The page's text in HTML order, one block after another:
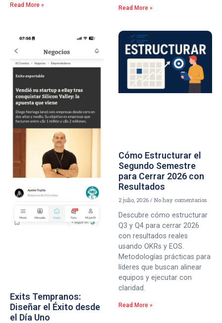
Read More » Read More »
Exits Tempranos:
Diseñar el Éxito desde
el Día Uno
Cómo Estructurar el
Segundo Semestre
para Cerrar 2026 con
Resultados
2 julio, 2026 No hay comentarios
Descubre cómo estructurar
Q3 y Q4 para cerrar 2026
con resultados reales
usando OKRs y EOS.
Metodologías prácticas para
líderes que buscan alinear
equipos y ejecutar con
claridad.
Read More »